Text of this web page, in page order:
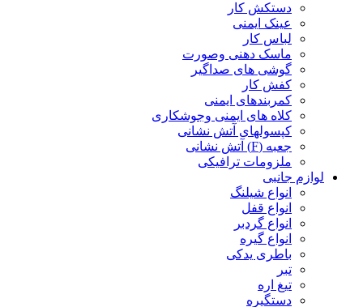
دستکش کار
عینک ایمنی
لباس کار
ماسک دهنی وصورت
گوشی های صداگیر
کفش کار
کمربندهای ایمنی
کلاه های ایمنی وجوشکاری
کپسولهای آتش نشانی
جعبه (F) آتش نشانی
ملزومات ترافیکی
لوازم جانبی
انواع شیلنگ
انواع قفل
انواع گردبر
انواع گیره
باطری یدکی
تبر
تیغ اره
دستگیره